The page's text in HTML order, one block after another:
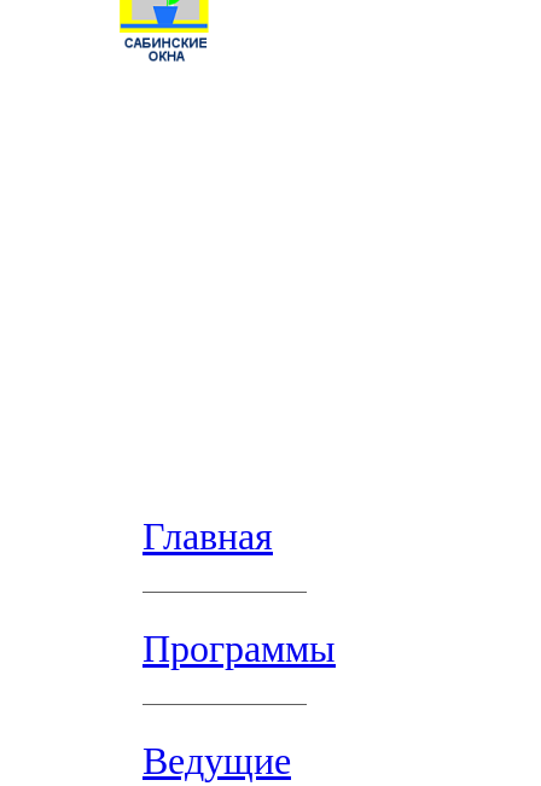
Главная
Программы
Ведущие